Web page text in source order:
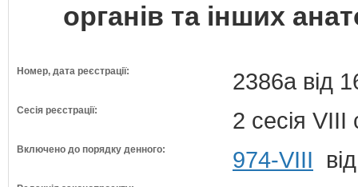
органів та інших
Номер, дата реєстрації: 2386а від
Сесія реєстрації: 2 сесія VIII
Включено до порядку денного: 974-VIII